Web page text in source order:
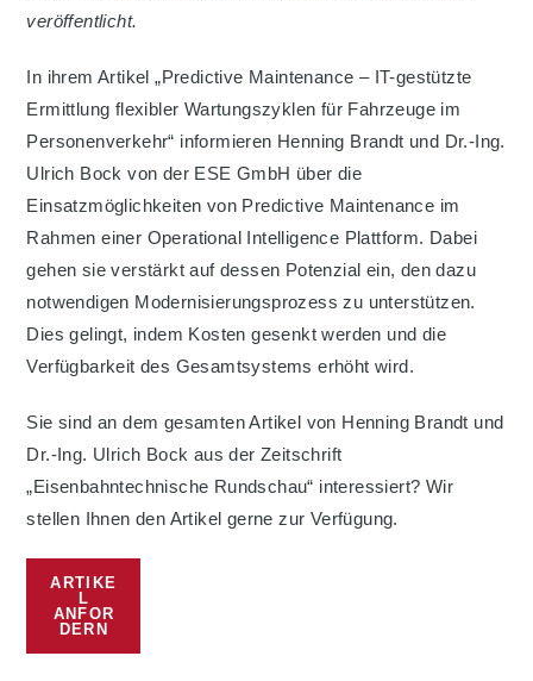
veröffentlicht.
In ihrem Artikel „Predictive Maintenance – IT-gestützte
Ermittlung flexibler Wartungszyklen für Fahrzeuge im
Personenverkehr“ informieren Henning Brandt und Dr.-Ing.
Ulrich Bock von der ESE GmbH über die
Einsatzmöglichkeiten von Predictive Maintenance im
Rahmen einer Operational Intelligence Plattform. Dabei
gehen sie verstärkt auf dessen Potenzial ein, den dazu
notwendigen Modernisierungsprozess zu unterstützen.
Dies gelingt, indem Kosten gesenkt werden und die
Verfügbarkeit des Gesamtsystems erhöht wird.
Sie sind an dem gesamten Artikel von Henning Brandt und
Dr.-Ing. Ulrich Bock aus der Zeitschrift
„Eisenbahntechnische Rundschau“ interessiert? Wir
stellen Ihnen den Artikel gerne zur Verfügung.
ARTIKE
L
ANFOR
DERN